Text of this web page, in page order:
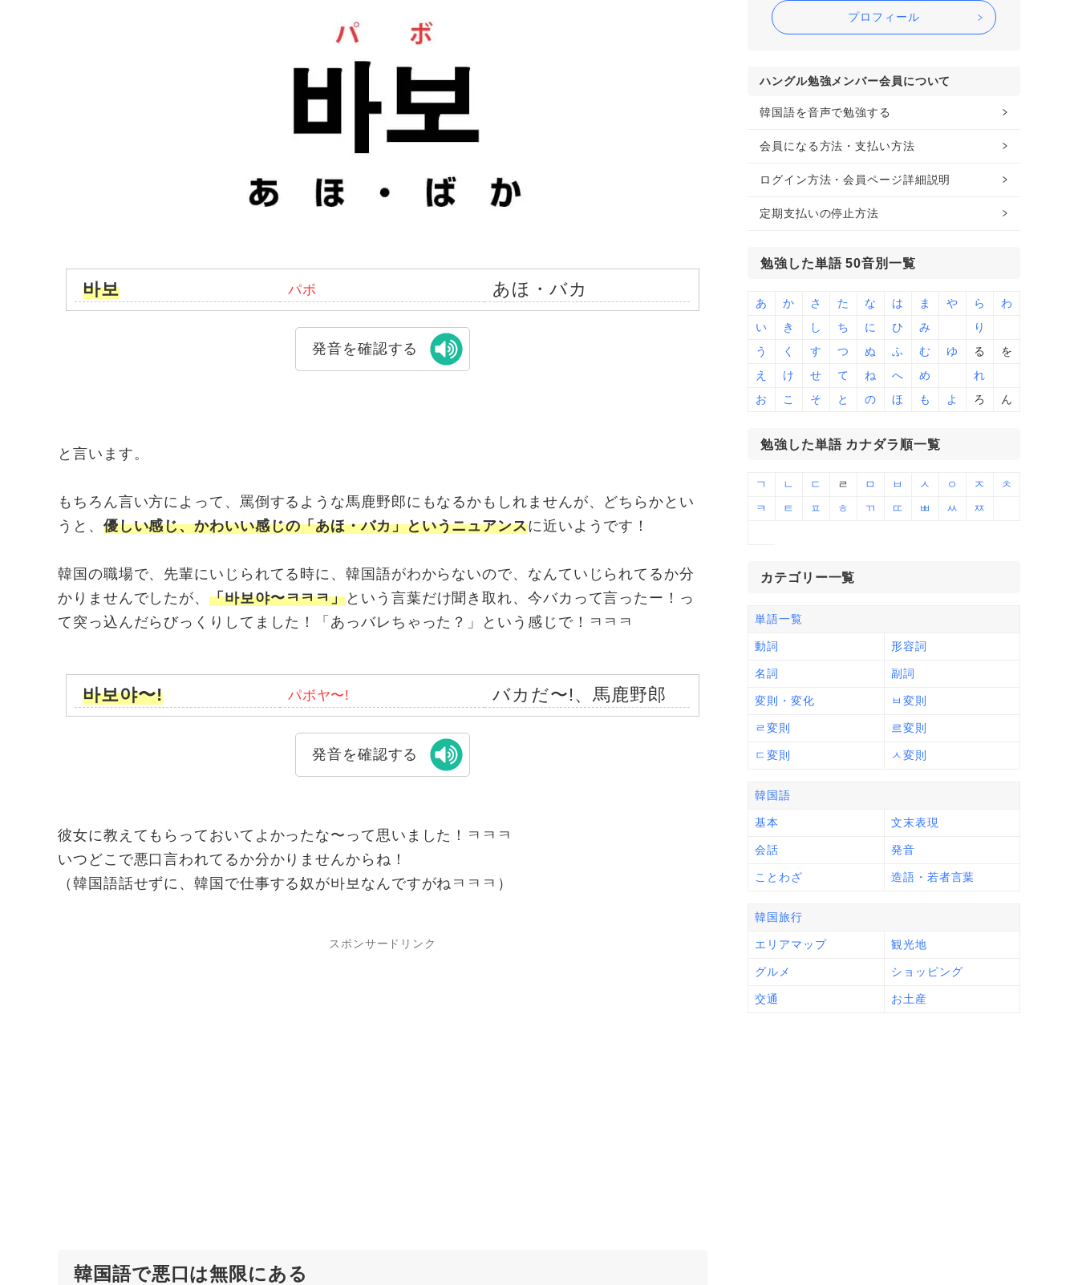
바보 パボ あほ・バカ
発音を確認する
と言います。
もちろん言い方によって、罵倒するような馬鹿野郎にもなるかもしれませんが、どちらかとい
うと、 優しい感じ、かわいい感じの「あほ・バカ」というニュアンスに近いようです！
韓国の職場で、先輩にいじられてる時に、韓国語がわからないので、なんていじられてるか分
かりませんでしたが、 「바보야〜ㅋㅋㅋ」という言葉だけ聞き取れ、今バカって言ったー！っ
て突っ込んだらびっくりしてました！「あっバレちゃった？」という感じで！ㅋㅋㅋ
바보야〜! パボヤ〜! バカだ〜!、馬鹿野郎
発音を確認する
彼女に教えてもらっておいてよかったな〜って思いました！ㅋㅋㅋ
いつどこで悪口言われてるか分かりませんからね！
（韓国語話せずに、韓国で仕事する奴が바보なんですがねㅋㅋㅋ）
スポンサードリンク
韓国語で悪口は無限にある
プロフィール
ハングル勉強メンバー会員について
韓国語を音声で勉強する
会員になる方法・支払い方法
ログイン方法・会員ページ詳細説明
定期支払いの停止方法
勉強した単語 50音別一覧
あ か さ た な は ま や ら
わ
い
き し ち に ひ み
り
う
く す つ ぬ ふ む ゆ る
を
え
け せ て ね へ め
れ
お
こ そ と の ほ も よ ろ ん
勉強した単語 カナダラ順一覧
ㄱ ㄴ ㄷ ㄹ ㅁ ㅂ ㅅ ㅇ ㅈ
ㅊ
ㅋ
ㅌ ㅍ ㅎ ㄲ ㄸ ㅃ ㅆ ㅉ
カテゴリー一覧
単語一覧
動詞 形容詞
名詞 副詞
変則・変化 ㅂ変則
ㄹ変則 르変則
ㄷ変則 ㅅ変則
韓国語
基本 文末表現
会話 発音
ことわざ 造語・若者言葉
韓国旅行
エリアマップ 観光地
グルメ ショッピング
交通 お土産